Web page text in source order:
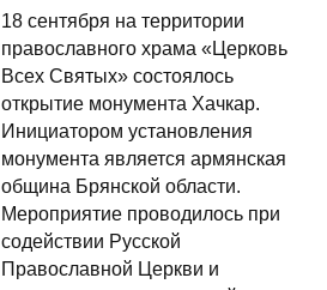
18 сентября на территории
православного храма «Церковь
Всех Святых» состоялось
открытие монумента Хачкар.
Инициатором установления
монумента является армянская
община Брянской области.
Мероприятие проводилось при
содействии Русской
Православной Церкви и